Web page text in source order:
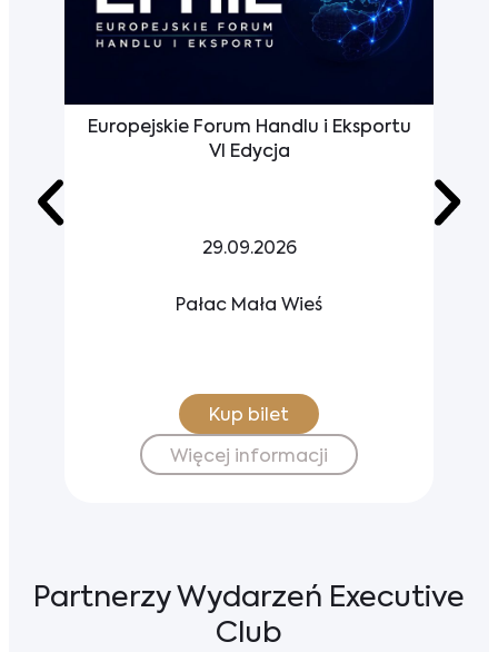
Europejskie Forum Handlu i Eksportu
VI Edycja
29.09.2026
Pałac Mała Wieś
Kup bilet
Więcej informacji
Partnerzy Wydarzeń Executive
Club